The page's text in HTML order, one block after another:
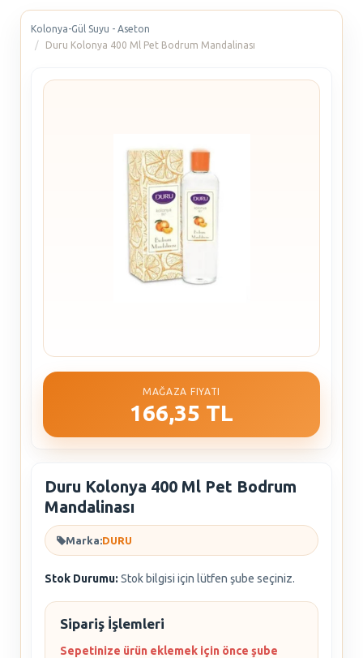
Kolonya-Gül Suyu - Aseton
Duru Kolonya 400 Ml Pet Bodrum Mandalinası
MAĞAZA FIYATI
166,35 TL
Duru Kolonya 400 Ml Pet Bodrum
Mandalinası
Marka:DURU
Stok Durumu: Stok bilgisi için lütfen şube seçiniz.
Sipariş İşlemleri
Sepetinize ürün eklemek için önce şube